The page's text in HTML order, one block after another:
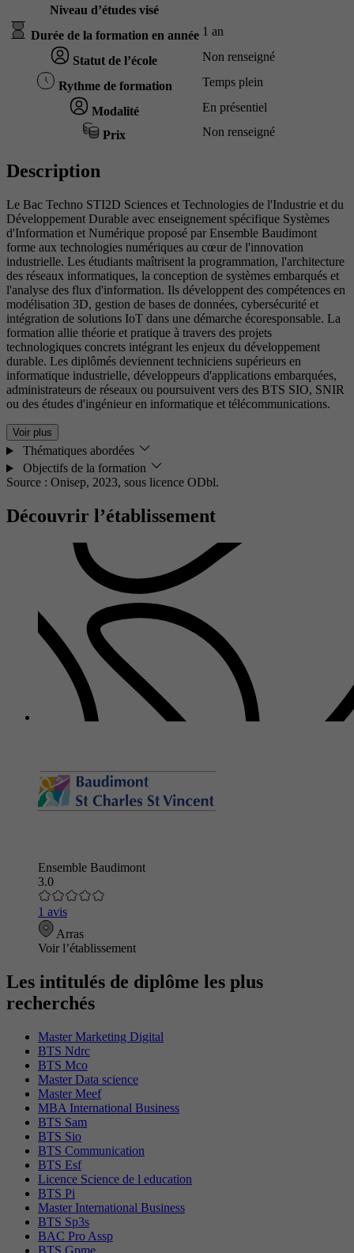
Niveau d’études visé
Durée de la formation en année 1 an
Statut de l’école Non renseigné
Rythme de formation Temps plein
Modalité En présentiel
Prix Non renseigné
Description
Le Bac Techno STI2D Sciences et Technologies de l'Industrie et du
Développement Durable avec enseignement spécifique Systèmes
d'Information et Numérique proposé par Ensemble Baudimont
forme aux technologies numériques au cœur de l'innovation
industrielle. Les étudiants maîtrisent la programmation, l'architecture
des réseaux informatiques, la conception de systèmes embarqués et
l'analyse des flux d'information. Ils développent des compétences en
modélisation 3D, gestion de bases de données, cybersécurité et
intégration de solutions IoT dans une démarche écoresponsable. La
formation allie théorie et pratique à travers des projets
technologiques concrets intégrant les enjeux du développement
durable. Les diplômés deviennent techniciens supérieurs en
informatique industrielle, développeurs d'applications embarquées,
administrateurs de réseaux ou poursuivent vers des BTS SIO, SNIR
ou des études d'ingénieur en informatique et télécommunications.
Voir plus
Thématiques abordées
Objectifs de la formation
Source : Onisep, 2023, sous licence ODbl.
Découvrir l’établissement
Ensemble Baudimont
3.0
1 avis
Arras
Voir l’établissement
Les intitulés de diplôme les plus
recherchés
Master Marketing Digital
BTS Ndrc
BTS Mco
Master Data science
Master Meef
MBA International Business
BTS Sam
BTS Sio
BTS Communication
BTS Esf
Licence Science de l education
BTS Pi
Master International Business
BTS Sp3s
BAC Pro Assp
BTS Gpme